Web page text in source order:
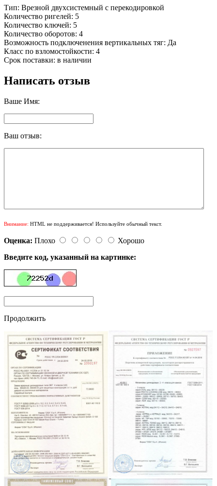
Тип: Врезной двухсистемный с перекодировкой
Количество ригелей: 5
Количество ключей: 5
Количество оборотов: 4
Возможность подключенения вертикальных тяг: Да
Класс по взломостойкости: 4
Срок поставки: в наличии
Написать отзыв
Ваше Имя:
Ваш отзыв:
Внимание: HTML не поддерживается! Используйте обычный текст.
Оценка: Плохо
Хорошо
Введите код, указанный на картинке:
Продолжить